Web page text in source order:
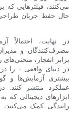
می‌کنند، فیلترهایی که
حال حفظ جریان
در نهایت، احتمالاً
مصرف‌کنندگان و
برابر انفجار،
در دنیای واقعی - را
بیشتری آزمایش‌ها و
عملکرد منتشر کنند.
ابزارهای دیجیتالی که
رانندگی کمک می‌کنند،